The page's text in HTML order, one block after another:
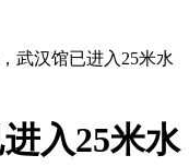
武汉馆已进入25米水
入25米水